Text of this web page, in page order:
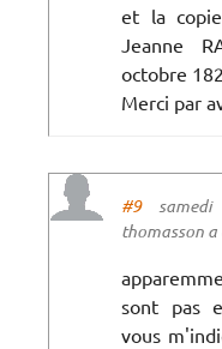
et la
Jeanne
octobre
Merci par
#9samedi
thomasson a
sont pas
vous